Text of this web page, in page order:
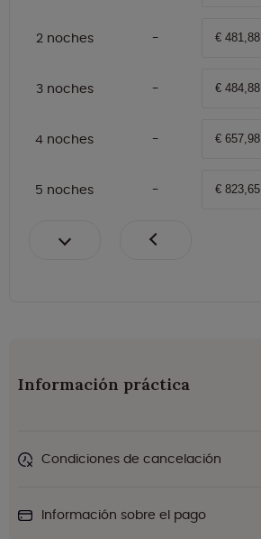
2 noches € 481,88
3 noches € 484,88
4 noches € 657,98
5 noches € 823,65
Información práctica
Condiciones de cancelación
Información sobre el pago